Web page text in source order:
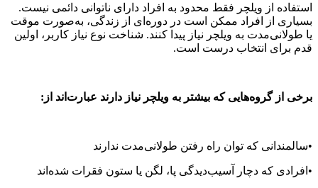
استفاده از ویلچر فقط محدود به افراد دارای ناتوانی دائمی نیست.
بسیاری از افراد ممکن است در دوره‌ای از زندگی، به‌صورت موقت
یا طولانی‌مدت به ویلچر نیاز پیدا کنند. شناخت نوع نیاز کاربر، اولین
قدم برای انتخاب درست است.
برخی از گروه‌هایی که بیشتر به ویلچر نیاز دارند عبارت‌اند از:
•سالمندانی که توان راه رفتن طولانی‌مدت ندارند
•افرادی که دچار آسیب‌دیدگی پا، لگن یا ستون فقرات شده‌اند